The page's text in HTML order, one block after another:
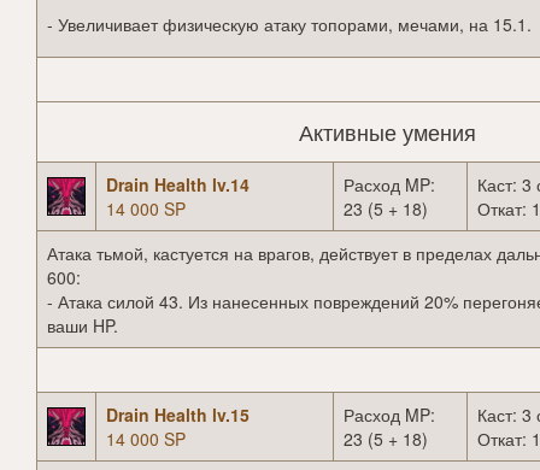
- Увеличивает физическую атаку топорами, мечами, на 15.1.
Активные умения
Drain Health lv.14
14 000 SP
Расход MP:
23 (5 + 18)
Каст: 3
Откат:
Атака тьмой, кастуется на врагов, действует в пределах
600:
- Атака силой 43. Из нанесенных повреждений 20%
ваши HP.
Drain Health lv.15
14 000 SP
Расход MP:
23 (5 + 18)
Каст: 3
Откат: